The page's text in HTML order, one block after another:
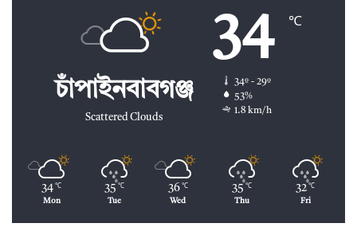
চাঁপাইনবাবগঞ্জ
Scattered Clouds
34 ℃
34º - 29º
53%
1.8 km/h
34 ℃
Mon
35 ℃
Tue
36 ℃
Wed
35 ℃
Thu
32 ℃
Fri